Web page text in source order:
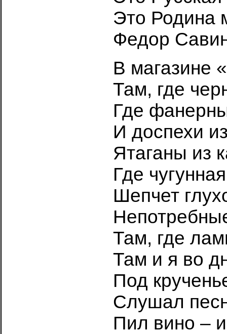
Это Родина
Федор
В магазине
Там, где
Где
И доспехи
Ятаганы из
Где
Шепчет
Там, где
Там и я во
Под
Слушал
Пил вино –